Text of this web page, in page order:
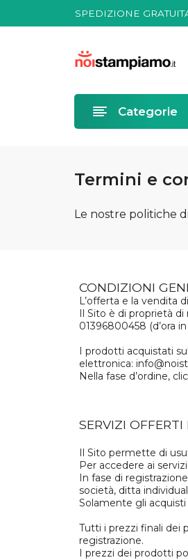
SPEDIZIONE IN 72/96
SPEDIZIONE
SPEDIZIONE
Categorie
Termini e
Le nostre politiche
CONDIZIONI
L’offerta e la vendita
Il Sito è di proprietà di
01396800458 (d’ora
I prodotti acquistati
elettronica:
Nella fase d’ordine,
SERVIZI
Il Sito permette di
Per accedere ai
In fase di
società, ditta
Solamente gli
Tutti i prezzi finali dei
registrazione.
I prezzi dei prodotti